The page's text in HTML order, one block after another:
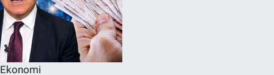
Ekonomi